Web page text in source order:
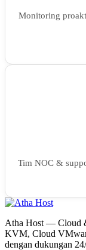
Monitoring
Tim NOC &
Atha Host — Cloud
KVM, Cloud
dengan dukungan